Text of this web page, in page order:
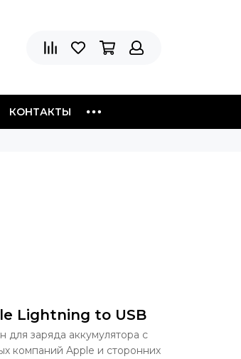
КОНТАКТЫ
Lightning to USB
заряда аккумулятора с
компаний Apple и сторонних